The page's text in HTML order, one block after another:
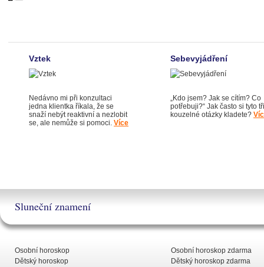
Vztek
Nedávno mi při konzultaci
jedna klientka říkala, že se
snaží nebýt reaktivní a nezlobit
se, ale nemůže si pomoci. Více
Sebevyjádření
„Kdo jsem? Jak se cítím? Co
potřebuji?“ Jak často si tyto tři
kouzelné otázky kladete?
Sluneční znamení
Osobní horoskop
Dětský horoskop
Osobní horoskop zdarma
Dětský horoskop zdarma